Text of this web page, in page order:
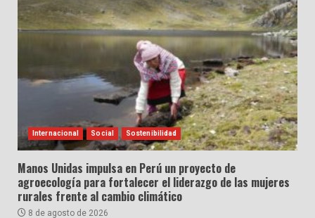
Internacional Social Sostenibilidad
Manos Unidas impulsa en Perú un proyecto de
agroecología para fortalecer el liderazgo de las mujeres
rurales frente al cambio climático
8 de agosto de 2026